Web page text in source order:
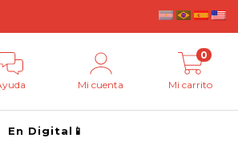
Mi cuenta Mi carrito
0
En Digital📱